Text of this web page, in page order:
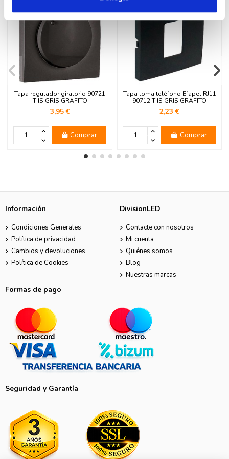
Tapa regulador giratorio 90721
T IS GRIS GRAFITO
3,95 €
Comprar
Tapa toma teléfono Efapel RJ11
90712 T IS GRIS GRAFITO
2,23 €
Comprar
Información
Condiciones Generales
Política de privacidad
Cambios y devoluciones
Política de Cookies
DivisionLED
Contacte con nosotros
Mi cuenta
Quiénes somos
Blog
Nuestras marcas
Formas de pago
Seguridad y Garantía